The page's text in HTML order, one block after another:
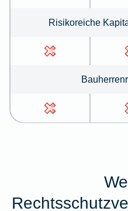
Risikoreiche